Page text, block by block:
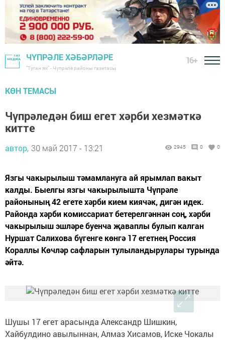
ЧҮПРӘЛЕ ХӘБӘРЛӘРЕ
"Туган як" - Чүпрәле районы газетасы
16+
КӨН ТЕМАСЫ
Чүпрәледән биш егет хәрби хезмәткә
китте
автор, 30 май 2017 - 13:21 2945 0 0
Язгы чакырылыш тәмамлануга ай ярымлап вакыт
калды. Быелгы язгы чакырылышта Чүпрәле
районының 42 егете хәрби кием киячәк, дигән идек.
Районда хәрби комиссариат бетерелгәннән соң, хәрби
чакырылыш эшләре буенча җаваплы булып калган
Нуршат Салихова бүгенге көнгә 17 егетнең Россия
Кораллы Көчләр сафларын тулыландырулары турында
әйтә.
Шушы 17 егет арасында Александр Шишкин,
Хайбулдино авылыннан, Алмаз Хисамов, Иске Чокалы